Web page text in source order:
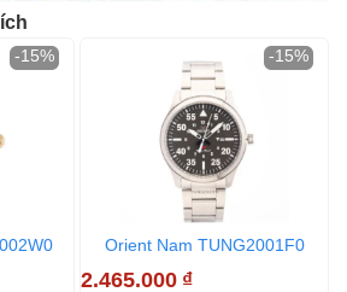
-15%
Orient Nam TUNG2001F0
2.465.000 ₫
-15%